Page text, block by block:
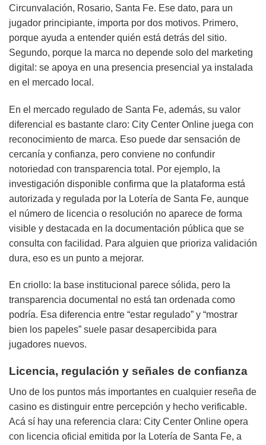
Circunvalación, Rosario, Santa Fe. Ese dato, para un
jugador principiante, importa por dos motivos. Primero,
porque ayuda a entender quién está detrás del sitio.
Segundo, porque la marca no depende solo del marketing
digital: se apoya en una presencia presencial ya instalada
en el mercado local.
En el mercado regulado de Santa Fe, además, su valor
diferencial es bastante claro: City Center Online juega con
reconocimiento de marca. Eso puede dar sensación de
cercanía y confianza, pero conviene no confundir
notoriedad con transparencia total. Por ejemplo, la
investigación disponible confirma que la plataforma está
autorizada y regulada por la Lotería de Santa Fe, aunque
el número de licencia o resolución no aparece de forma
visible y destacada en la documentación pública que se
consulta con facilidad. Para alguien que prioriza validación
dura, eso es un punto a mejorar.
En criollo: la base institucional parece sólida, pero la
transparencia documental no está tan ordenada como
podría. Esa diferencia entre “estar regulado” y “mostrar
bien los papeles” suele pasar desapercibida para
jugadores nuevos.
Licencia, regulación y señales de confianza
Uno de los puntos más importantes en cualquier reseña de
casino es distinguir entre percepción y hecho verificable.
Acá sí hay una referencia clara: City Center Online opera
con licencia oficial emitida por la Lotería de Santa Fe, a